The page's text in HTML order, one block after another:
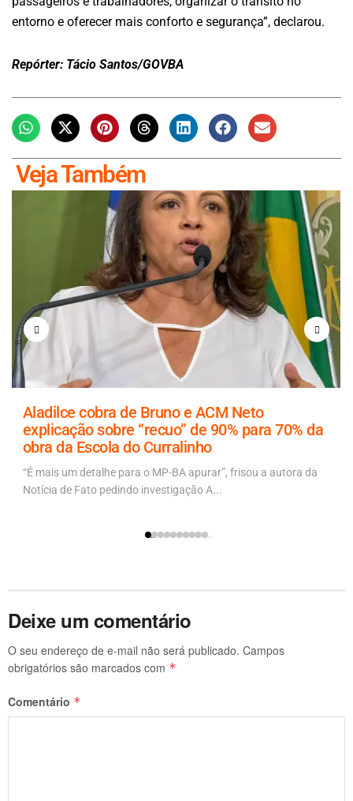
entorno e oferecer mais conforto e segurança”, declarou.
Repórter: Tácio Santos/GOVBA
Veja Também
Aladilce cobra de Bruno e ACM Neto
explicação sobre “recuo” de 90% para 70% da
obra da Escola do Curralinho
“É mais um detalhe para o MP-BA apurar”, frisou a autora da
Notícia de Fato pedindo investigação A...
Deixe um comentário
O seu endereço de e-mail não será publicado. Campos
obrigatórios são marcados com *
Comentário *